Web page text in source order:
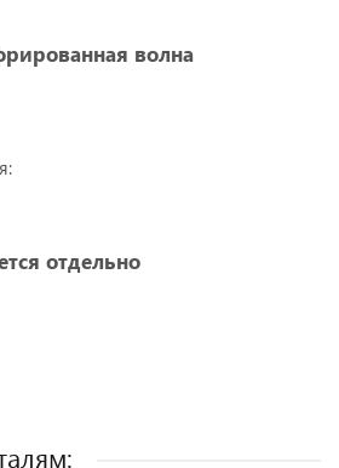
волна
отдельно